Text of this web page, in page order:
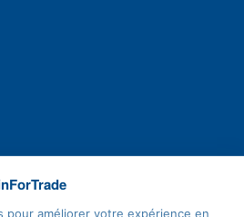
dans un nouvel onglet)
pour améliorer votre expérience en